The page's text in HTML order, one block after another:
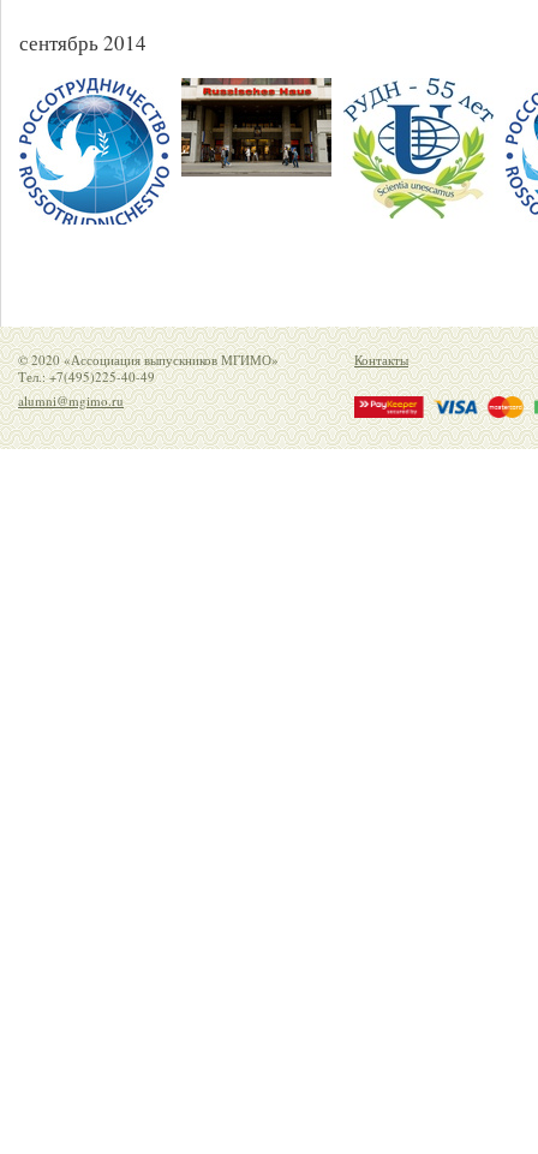
сентябрь 2014
© 2020 «Ассоциация выпускников МГИМО»
Тел.: +7(495)225-40-49
alumni@mgimo.ru
Контакты